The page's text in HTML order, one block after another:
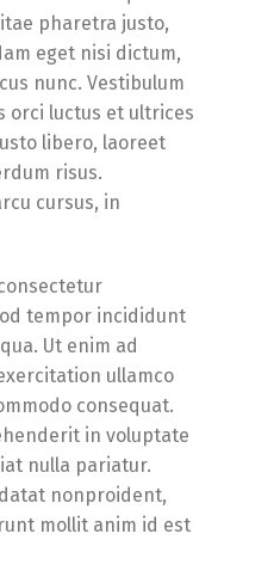
pharetra justo,
eget nisi dictum,
nunc. Vestibulum
orci luctus et ultrices
libero, laoreet
risus.
cursus, in
tempor incididunt
Ut enim ad
ullamco
consequat.
in voluptate
nulla pariatur.
nonproident,
mollit anim id est